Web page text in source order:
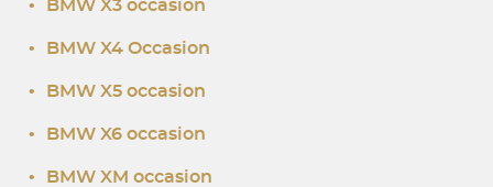
• BMW X3 occasion
• BMW X4 Occasion
• BMW X5 occasion
• BMW X6 occasion
• BMW XM occasion